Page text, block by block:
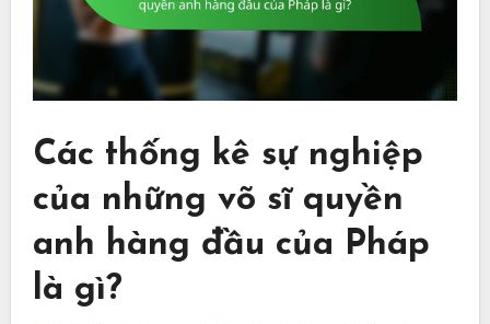
Các thống kê sự nghiệp
của những võ sĩ quyền
anh hàng đầu của Pháp
là gì?